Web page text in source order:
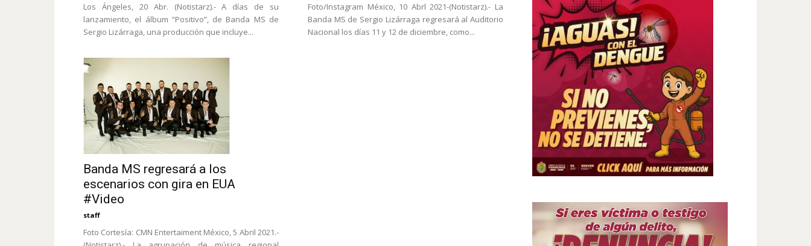
Los Ángeles, 20 Abr. (Notistarz).- A días de su
lanzamiento, el álbum “Positivo”, de Banda MS de
Sergio Lizárraga, una producción que incluye...
Foto/Instagram México, 10 Abrl 2021-(Notistarz).- La
Banda MS de Sergio Lizárraga regresará al Auditorio
Nacional los días 11 y 12 de diciembre, como...
Banda MS regresará a los
escenarios con gira en EUA
#Video
staff
Foto Cortesía: CMN Entertaiment México, 5 Abril 2021.-